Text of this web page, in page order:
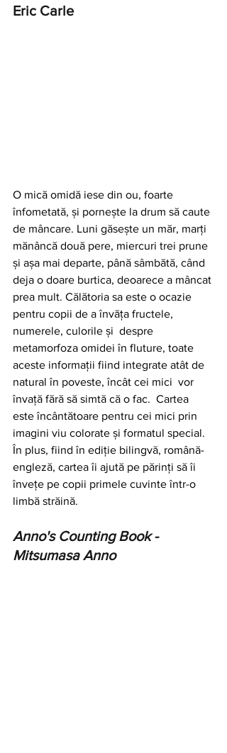
Eric Carle
O mică omidă iese din ou, foarte
înfometată, şi porneşte la drum să caute
de mâncare. Luni găseşte un măr, marţi
mănâncă două pere, miercuri trei prune
şi aşa mai departe, până sâmbătă, când
deja o doare burtica, deoarece a mâncat
prea mult. Călătoria sa este o ocazie
pentru copii de a învăța fructele,
numerele, culorile și  despre
metamorfoza omidei în fluture, toate
aceste informații fiind integrate atât de
natural în poveste, încât cei mici  vor
învață fără să simtă că o fac.  Cartea
este încântătoare pentru cei mici prin
imagini viu colorate și formatul special.
În plus, fiind în ediție bilingvă, română-
engleză, cartea îi ajută pe părinți să îi
învețe pe copii primele cuvinte într-o
limbă străină.
Anno's Counting Book -
Mitsumasa Anno